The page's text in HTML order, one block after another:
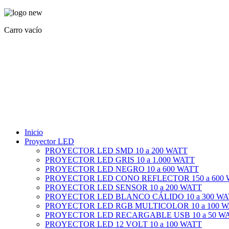
Carro vacío
Inicio
Proyector LED
PROYECTOR LED SMD 10 a 200 WATT
PROYECTOR LED GRIS 10 a 1.000 WATT
PROYECTOR LED NEGRO 10 a 600 WATT
PROYECTOR LED CONO REFLECTOR 150 a 600
PROYECTOR LED SENSOR 10 a 200 WATT
PROYECTOR LED BLANCO CÁLIDO 10 a 300
PROYECTOR LED RGB MULTICOLOR 10 a 100
PROYECTOR LED RECARGABLE USB 10 a 50
PROYECTOR LED 12 VOLT 10 a 100 WATT